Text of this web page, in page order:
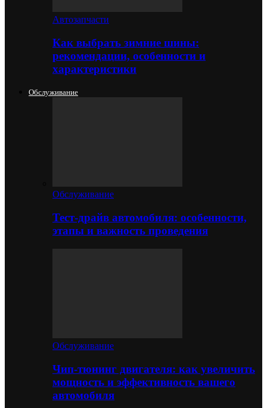
Автозапчасти
Как выбрать зимние шины:
рекомендации, особенности и
характеристики
Обслуживание
Обслуживание
Тест-драйв автомобиля: особенности,
этапы и важность проведения
Обслуживание
Чип-тюнинг двигателя: как увеличить
мощность и эффективность вашего
автомобиля